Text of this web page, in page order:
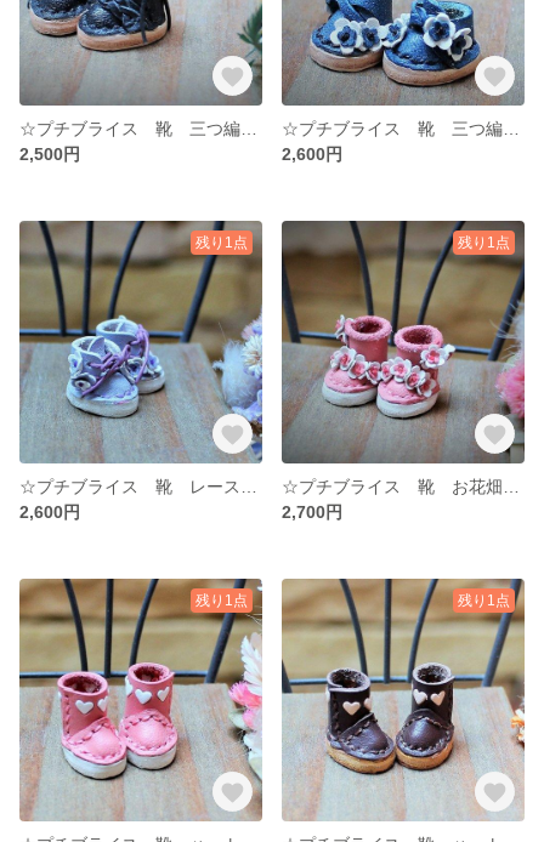
2,500円
2,600円
残り1点
2,600円
残り1点
2,700円
残り1点 残り1点